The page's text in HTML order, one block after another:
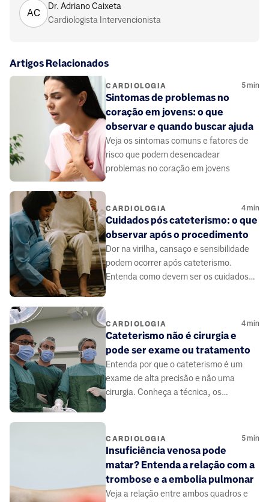
AC
Dr. Adriano Caixeta
Cardiologista Intervencionista
Artigos Relacionados
CARDIOLOGIA 5min
Sintomas de problemas no
coração em jovens: o que
observar e quando buscar ajuda
Veja os sintomas comuns e fatores de
risco que podem desencadear
problemas no coração em jovens
CARDIOLOGIA 4min
Cuidados pós cateterismo: o que
observar após o procedimento
Dor na virilha, cansaço e sensibilidade
podem ocorrer após cateterismo.
Entenda como devem ser os cuidados
CARDIOLOGIA 4min
Cateterismo não é cirurgia e
pode ser exame ou tratamento
Entenda por que o cateterismo é um
exame de alta precisão e não uma
cirurgia. Conheça a técnica, os
CARDIOLOGIA 5min
Insuficiência venosa pode
matar? Entenda a relação com a
trombose e a embolia pulmonar
Veja a relação entre ambos quadros e